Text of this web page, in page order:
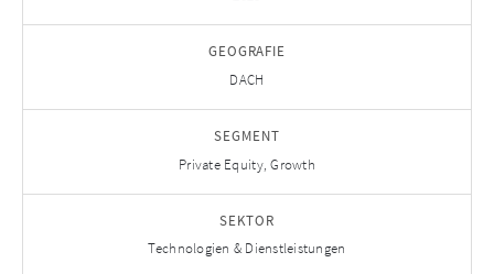
GEOGRAFIE
DACH
SEGMENT
Private Equity, Growth
SEKTOR
Technologien & Dienstleistungen